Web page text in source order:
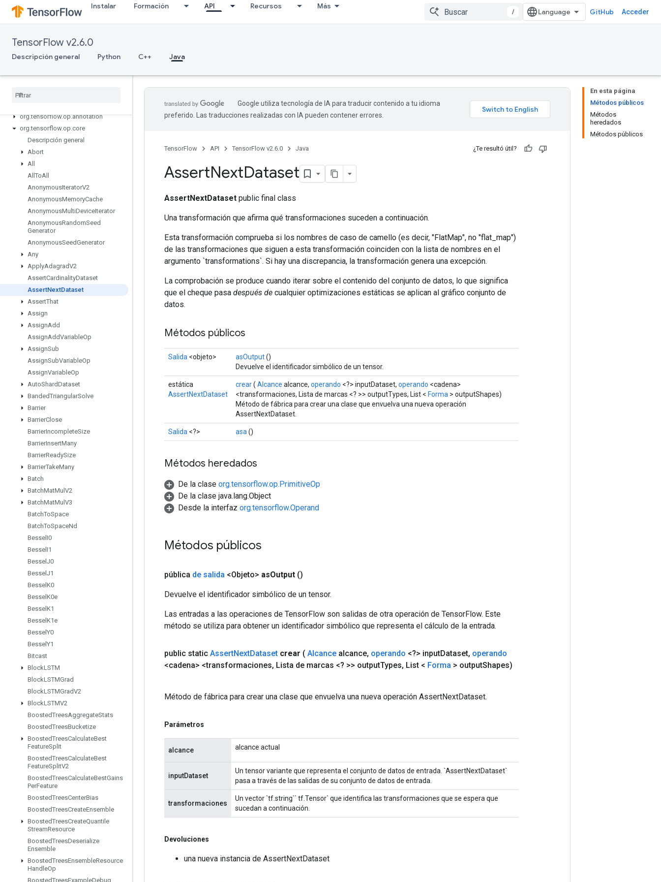
Instalar Formación API Recursos Más
/ GitHub Acceder
TensorFlow v2.6.0
Descripción general Python C++ Java
org.
org.tensorflow.op.annotation
org.tensorflow.op.core
Descripción general
Abort
All
All ToAll
AnonymousIteratorV2
AnonymousMemoryCache
AnonymousMultiDeviceIterator
AnonymousRandomSeed
Generator
AnonymousSeedGenerator
Any
ApplyAdagradV2
AssertCardinalityDataset
AssertNextDataset
AssertThat
Assign
AssignAdd
AssignAddVariableOp
AssignSub
AssignSubVariableOp
AssignVariableOp
AutoShardDataset
BandedTriangularSolve
Barrier
BarrierClose
BarrierIncompleteSize
BarrierInsertMany
BarrierReadySize
BarrierTakeMany
Batch
BatchMatMul V2
BatchMatMul V3
BatchToSpace
BatchToSpaceNd
Bessel I0
Bessel I1
Bessel J0
Bessel J1
Bessel K0
Bessel K0e
Bessel K1
Bessel K1e
Bessel Y0
Bessel Y1
Bitcast
BlockLSTM
BlockLSTMGrad
BlockLSTMGradV2
BlockLSTMV2
BoostedTreesAggregateStats
BoostedTreesBucketize
BoostedTreesCalculateBest
FeatureSplit
BoostedTreesCalculateBest
FeatureSplitV2
BoostedTreesCalculateBestGains
PerFeature
BoostedTreesCenterBias
BoostedTreesCreateEnsemble
BoostedTreesCreateQuantile
StreamResource
BoostedTreesDeserialize
Ensemble
BoostedTreesEnsembleResource
HandleOp
BoostedTreesExampleDebug
En esta página
Métodos públicos
Métodos
heredados
Métodos públicos
Google utiliza tecnología de IA para traducir contenido a tu idioma
preferido. Las traducciones realizadas con IA pueden contener errores.
TensorFlow API TensorFlow v2.6.0 Java ¿Te resultó útil?
AssertNextDataset
AssertNextDataset public final class
Una transformación que afirma qué transformaciones suceden a continuación.
Esta transformación comprueba si los nombres de caso de camello (es decir, "FlatMap", no "flat_map")
de las transformaciones que siguen a esta transformación coinciden con la lista de nombres en el
argumento `transformations`. Si hay una discrepancia, la transformación genera una excepción.
La comprobación se produce cuando iterar sobre el contenido del conjunto de datos, lo que significa
que el cheque pasa después de cualquier optimizaciones estáticas se aplican al gráfico conjunto de
datos.
Métodos públicos
Salida <objeto> asOutput()
Devuelve el identificador simbólico de un tensor.
estática
AssertNextDataset
crear( Alcance alcance, operando <?> inputDataset, operando <cadena>
<transformaciones, Lista de marcas <? >> outputTypes, List < Forma > outputShapes)
Método de fábrica para crear una clase que envuelva una nueva operación
AssertNextDataset.
Salida <?> asa ()
Métodos heredados
De la clase org.tensorflow.op.PrimitiveOp
De la clase java.lang.Object
Desde la interfaz org.tensorflow.Operand
Métodos públicos
pública de salida <Objeto> asOutput ()
Devuelve el identificador simbólico de un tensor.
Las entradas a las operaciones de TensorFlow son salidas de otra operación de TensorFlow. Este
método se utiliza para obtener un identificador simbólico que representa el cálculo de la entrada.
public static AssertNextDataset crear ( Alcance alcance, operando <?> inputDataset, operando
<cadena> <transformaciones, Lista de marcas <? >> outputTypes, List < Forma > outputShapes)
Método de fábrica para crear una clase que envuelva una nueva operación AssertNextDataset.
Parámetros
alcance alcance actual
inputDataset
Un tensor variante que representa el conjunto de datos de entrada. `AssertNextDataset`
pasa a través de las salidas de su conjunto de datos de entrada.
transformaciones
Un vector `tf.string`` tf.Tensor` que identifica las transformaciones que se espera que
sucedan a continuación.
Devoluciones
una nueva instancia de AssertNextDataset